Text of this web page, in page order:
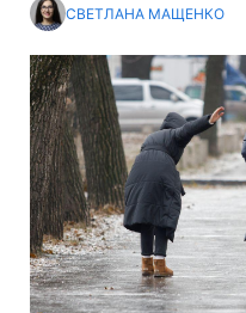
СВЕТЛАНА МАЩЕНКО